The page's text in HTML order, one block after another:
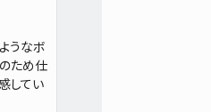
うなボ
ため仕
してい